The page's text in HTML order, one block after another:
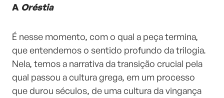
A Oréstia
É nesse momento, com o qual a peça termina,
que entendemos o sentido profundo da trilogia.
Nela, temos a narrativa da transição crucial pela
qual passou a cultura grega, em um processo
que durou séculos, de uma cultura da vingança